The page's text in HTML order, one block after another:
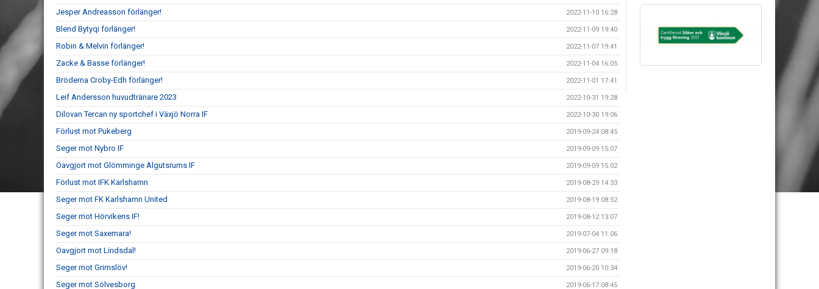
Jesper Andreasson förlänger! 2022-11-10 16:28
Blend Bytyqi förlänger! 2022-11-09 19:40
Robin & Melvin förlänger! 2022-11-07 19:41
Zacke & Basse förlänger! 2022-11-04 16:05
Bröderna Croby-Edh förlänger! 2022-11-01 17:41
Leif Andersson huvudtränare 2023 2022-10-31 19:28
Dilovan Tercan ny sportchef i Växjö Norra IF 2022-10-30 19:06
Förlust mot Pukeberg 2019-09-24 08:45
Seger mot Nybro IF 2019-09-09 15:07
Oavgjort mot Glömminge Algutsrums IF 2019-09-09 15:02
Förlust mot IFK Karlshamn 2019-08-29 14:33
Seger mot FK Karlshamn United 2019-08-19 08:52
Seger mot Hörvikens IF! 2019-08-12 13:07
Seger mot Saxemara! 2019-07-04 11:06
Oavgjort mot Lindsdal! 2019-06-27 09:18
Seger mot Grimslöv! 2019-06-20 10:34
Seger mot Sölvesborg 2019-06-17 08:45